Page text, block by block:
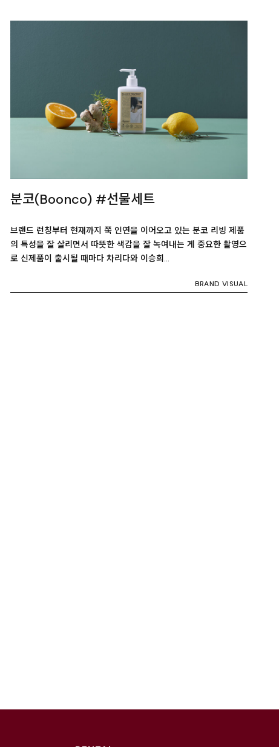
분코(Boonco) #선물세트
브랜드 런칭부터 현재까지 쭉 인연을 이어오고 있는 분코 리빙 제품
의 특성을 잘 살리면서 따뜻한 색감을 잘 녹여내는 게 중요한 촬영으
로 신제품이 출시될 때마다 차리다와 이승희…
BRAND VISUAL